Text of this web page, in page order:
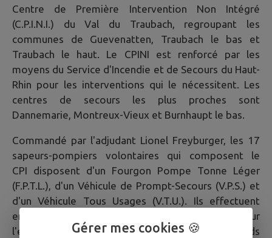
Centre de Première Intervention Non Intégré
(C.P.I.N.I.) du Val du Traubach, regroupant les
communes de Guevenatten, Traubach le bas et
Traubach le haut. Le CPINI est renforcé par les
moyens du Service d'Incendie et de Secours du Haut-
Rhin pour les interventions qui le nécessitent. Les
centres de secours les plus proches sont
Dannemarie, Montreux-Vieux et Burnhaupt le bas.
Commandé par l'adjudant Lionel Freyburger, les 17
sapeurs-pompiers volontaires qui composent le
CPI disposent d'un Fourgon Pompe Tonne Léger
(F.P.T.L.), d'un Véhicule de Prompt-Secours (V.P.S.) et
d'un Véhicule Tous Usages (V.T.U.). Ils effectuent
environ 30 interventions chaque année sur
l'ensemble des 3 communes. La destruction des nids
Gérer mes cookies 🍪